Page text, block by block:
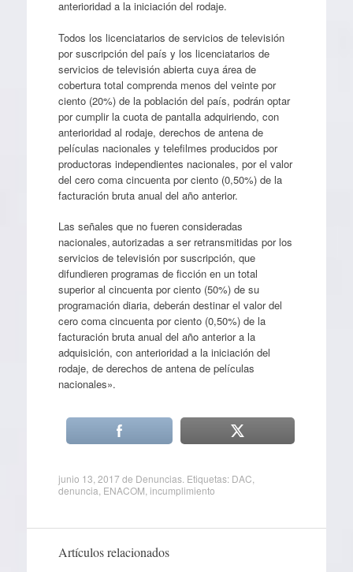
anterioridad a la iniciación del rodaje.
Todos los licenciatarios de servicios de televisión
por suscripción del país y los licenciatarios de
servicios de televisión abierta cuya área de
cobertura total comprenda menos del veinte por
ciento (20%) de la población del país, podrán optar
por cumplir la cuota de pantalla adquiriendo, con
anterioridad al rodaje, derechos de antena de
películas nacionales y telefilmes producidos por
productoras independientes nacionales, por el valor
del cero coma cincuenta por ciento (0,50%) de la
facturación bruta anual del año anterior.
Las señales que no fueren consideradas
nacionales, autorizadas a ser retransmitidas por los
servicios de televisión por suscripción, que
difundieren programas de ficción en un total
superior al cincuenta por ciento (50%) de su
programación diaria, deberán destinar el valor del
cero coma cincuenta por ciento (0,50%) de la
facturación bruta anual del año anterior a la
adquisición, con anterioridad a la iniciación del
rodaje, de derechos de antena de películas
nacionales».
junio 13, 2017 de Denuncias. Etiquetas: DAC
denuncia ENACOM incumplimiento
Artículos relacionados